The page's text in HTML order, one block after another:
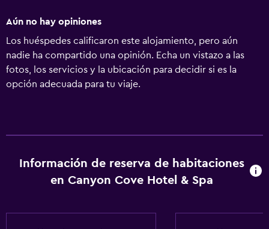
Aún no hay opiniones
Los huéspedes calificaron este alojamiento, pero aún
nadie ha compartido una opinión. Echa un vistazo a las
fotos, los servicios y la ubicación para decidir si es la
opción adecuada para tu viaje.
Información de reserva de habitaciones
en Canyon Cove Hotel & Spa